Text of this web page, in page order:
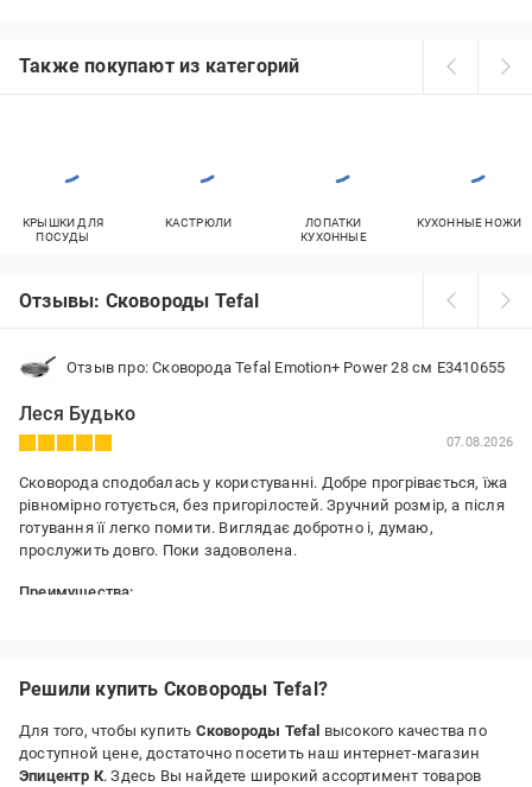
Также покупают из категорий
КРЫШКИ ДЛЯ
ПОСУДЫ
КАСТРЮЛИ
ЛОПАТКИ
КУХОННЫЕ
КУХОННЫЕ НОЖИ
Отзывы: Сковороды Tefal
Отзыв про: Сковорода Tefal Emotion+ Power 28 см E3410655
Леся Будько
07.08.2026
Сковорода сподобалась у користуванні. Добре прогрівається, їжа
рівномірно готується, без пригорілостей. Зручний розмір, а після
готування її легко помити. Виглядає добротно і, думаю,
прослужить довго. Поки задоволена.
Преимущества:
Решили купить Сковороды Tefal?
Для того, чтобы купить Сковороды Tefal высокого качества по
доступной цене, достаточно посетить наш интернет-магазин
Эпицентр К. Здесь Вы найдете широкий ассортимент товаров